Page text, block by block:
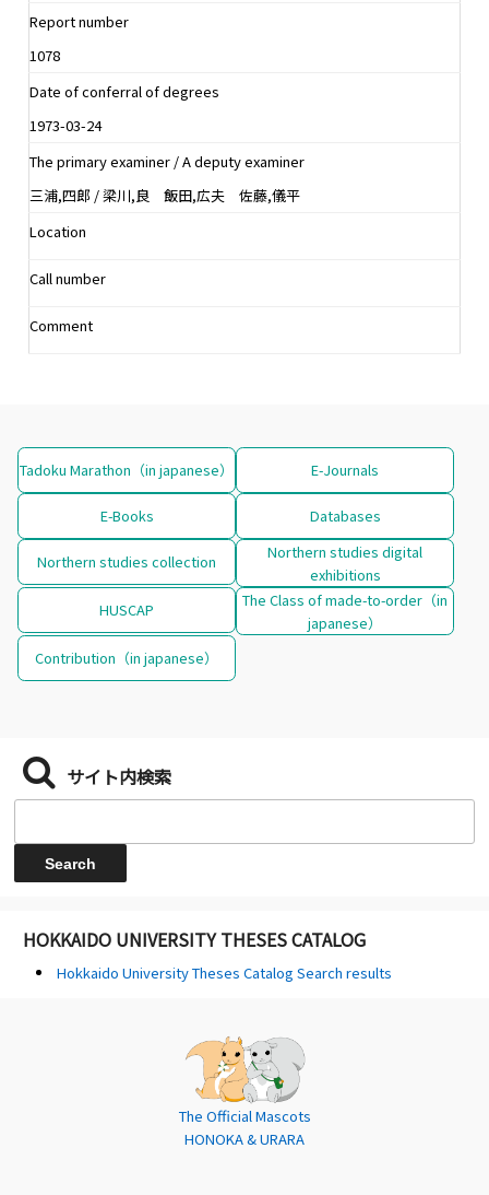
Report number
1078
Date of conferral of degrees
1973-03-24
The primary examiner / A deputy examiner
三浦,四郎 / 梁川,良 飯田,広夫 佐藤,儀平
Location
Call number
Comment
Tadoku Marathon（in japanese） E-Journals
E-Books Databases
Northern studies collection
Northern studies digital
exhibitions
HUSCAP
The Class of made-to-order（in
japanese）
Contribution（in japanese）
サイト内検索
HOKKAIDO UNIVERSITY THESES CATALOG
Hokkaido University Theses Catalog Search results
The Official Mascots
HONOKA & URARA